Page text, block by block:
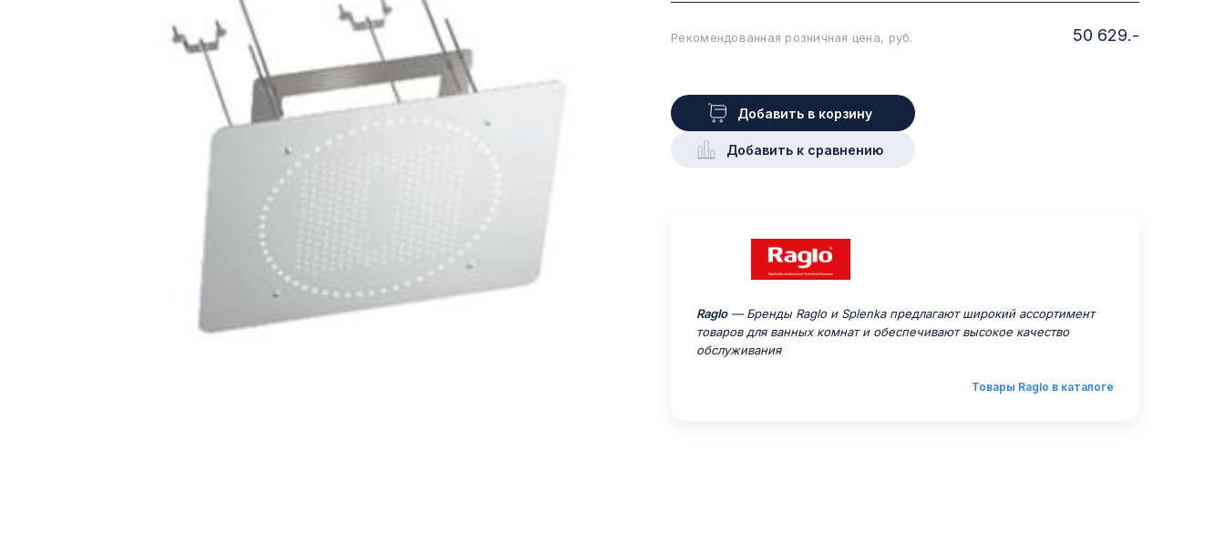
Рекомендованная розничная цена, руб. 50 629.-
Добавить в корзину
Добавить к сравнению
Raglo— Бренды Raglo и Splenka предлагают широкий ассортимент
товаров для ванных комнат и обеспечивают высокое качество
обслуживания
Товары Raglo в каталоге